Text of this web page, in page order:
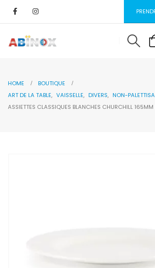
HOME
BOUTIQUE
ART DE LA TABLE, VAISSELLE, DIVERS, NON-
ASSIETTES CLASSIQUES BLANCHES CHURCHILL